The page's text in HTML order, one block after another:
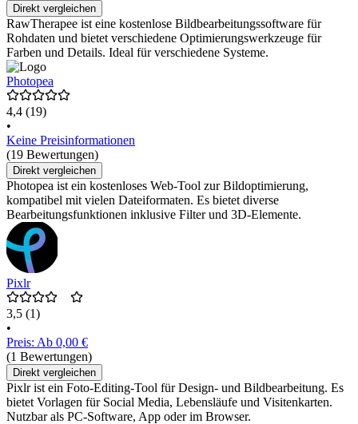
Direkt vergleichen
RawTherapee ist eine kostenlose Bildbearbeitungssoftware für
Rohdaten und bietet verschiedene Optimierungswerkzeuge für
Farben und Details. Ideal für verschiedene Systeme.
Photopea
4,4 (19)
•
Keine Preisinformationen
(19 Bewertungen)
Direkt vergleichen
Photopea ist ein kostenloses Web-Tool zur Bildoptimierung,
kompatibel mit vielen Dateiformaten. Es bietet diverse
Bearbeitungsfunktionen inklusive Filter und 3D-Elemente.
Pixlr
3,5 (1)
•
Preis: Ab 0,00 €
(1 Bewertungen)
Direkt vergleichen
Pixlr ist ein Foto-Editing-Tool für Design- und Bildbearbeitung. Es
bietet Vorlagen für Social Media, Lebensläufe und Visitenkarten.
Nutzbar als PC-Software, App oder im Browser.